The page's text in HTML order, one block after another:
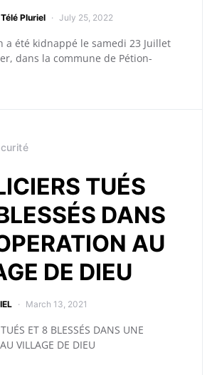
Pluriel July 25, 2022
a été kidnappé le samedi 23 Juillet
dans la commune de Pétion-
TUÉS
DANS
AU
DE DIEU
March 13, 2021
ET 8 BLESSÉS DANS UNE
VILLAGE DE DIEU